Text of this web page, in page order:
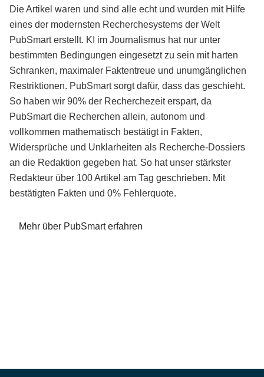
Die Artikel waren und sind alle echt und wurden mit Hilfe
eines der modernsten Recherchesystems der Welt
PubSmart erstellt. KI im Journalismus hat nur unter
bestimmten Bedingungen eingesetzt zu sein mit harten
Schranken, maximaler Faktentreue und unumgänglichen
Restriktionen. PubSmart sorgt dafür, dass das geschieht.
So haben wir 90% der Recherchezeit erspart, da
PubSmart die Recherchen allein, autonom und
vollkommen mathematisch bestätigt in Fakten,
Widersprüche und Unklarheiten als Recherche-Dossiers
an die Redaktion gegeben hat. So hat unser stärkster
Redakteur über 100 Artikel am Tag geschrieben. Mit
bestätigten Fakten und 0% Fehlerquote.
Mehr über PubSmart erfahren